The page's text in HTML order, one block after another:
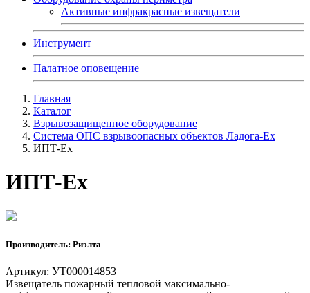
Активные инфракрасные извещатели
Инструмент
Палатное оповещение
Главная
Каталог
Взрывозащищенное оборудование
Система ОПС взрывоопасных объектов Ладога-Ex
ИПТ-Ех
ИПТ-Ех
Производитель: Риэлта
Артикул: УТ000014853
Извещатель пожарный тепловой максимально-